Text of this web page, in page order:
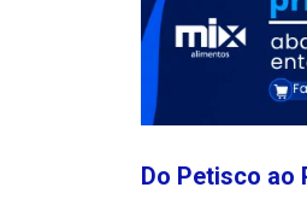
Do Petisco ao